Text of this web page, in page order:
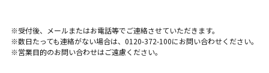
※受付後、メールまたはお電話等でご連絡させていただきます。
※数日たっても連絡がない場合は、0120-372-100にお問い合わせください。
※営業目的のお問い合わせはご遠慮ください。